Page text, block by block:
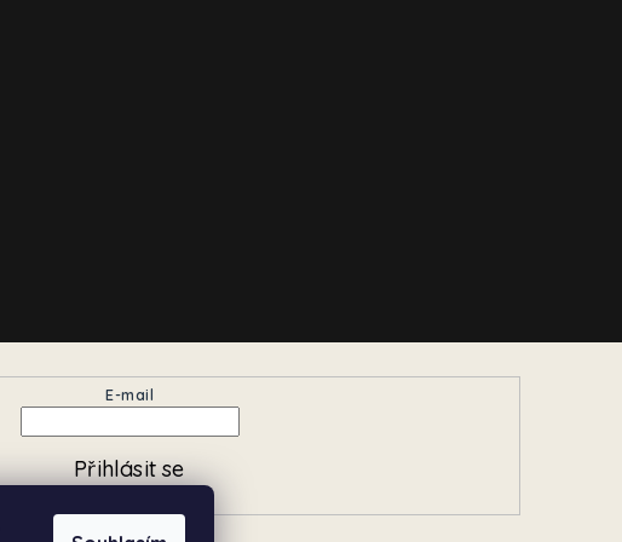
E-mail
Přihlásit se